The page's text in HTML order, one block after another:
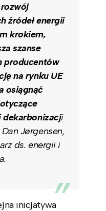
źródeł energii
krokiem,
szanse
producentów
na rynku UE
osiągnąć
i
Jørgensen,
ds. energii i
inicjatywa